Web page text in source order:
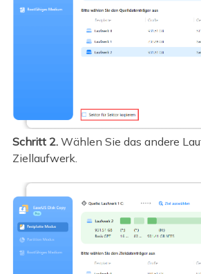
Schritt 2. Wählen Sie das andere
Ziellaufwerk.